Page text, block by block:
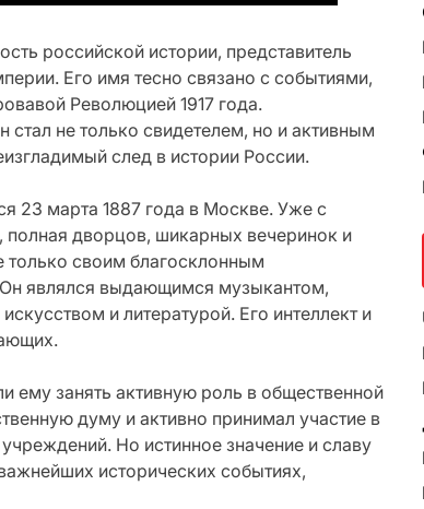
российской истории, представитель
Его имя тесно связано с событиями,
Революцией 1917 года.
стал не только свидетелем, но и активным
след в истории России.
23 марта 1887 года в Москве. Уже с
дворцов, шикарных вечеринок и
своим благосклонным
являлся выдающимся музыкантом,
и литературой. Его интеллект и
ему занять активную роль в общественной
думу и активно принимал участие в
Но истинное значение и славу
исторических событиях,